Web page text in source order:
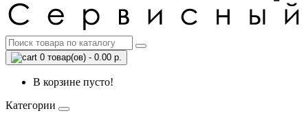
0 товар(ов) - 0.00 р.
В корзине пусто!
Категории